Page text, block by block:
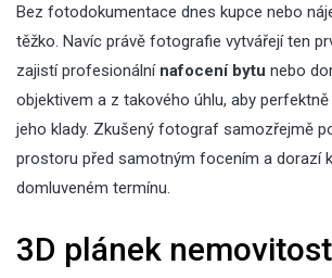
Bez fotodokumentace dnes kupce nebo
těžko. Navíc právě fotografie vytvářejí ten
zajistí profesionální nafocení bytu nebo
objektivem a z takového úhlu, aby
jeho klady. Zkušený fotograf samozřejmě
prostoru před samotným focením a dorazí
domluveném termínu.
3D plánek